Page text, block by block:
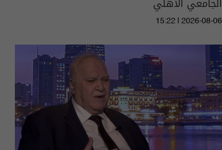
15:22 | 2026-08-06